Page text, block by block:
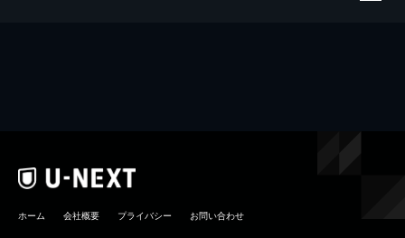
ホーム 会社概要 プライバシー お問い合わせ